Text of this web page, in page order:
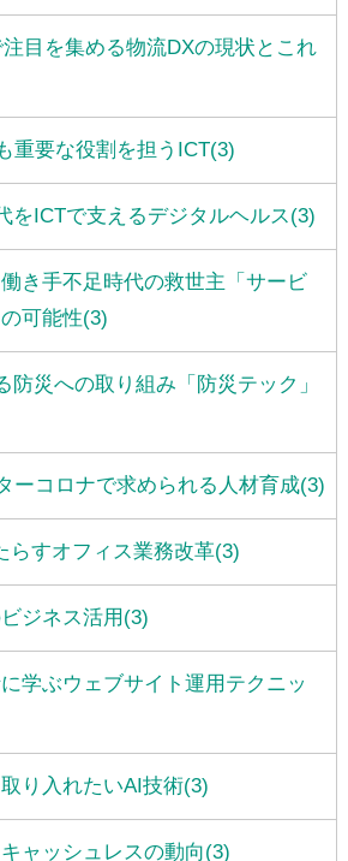
目を集める物流DXの現状とこれ
重要な役割を担うICT(3)
をICTで支えるデジタルヘルス(3)
き手不足時代の救世主「サービ
可能性(3)
防災への取り組み「防災テック」
ーコロナで求められる人材育成(3)
らすオフィス業務改革(3)
ジネス活用(3)
学ぶウェブサイト運用テクニッ
り入れたいAI技術(3)
ャッシュレスの動向(3)